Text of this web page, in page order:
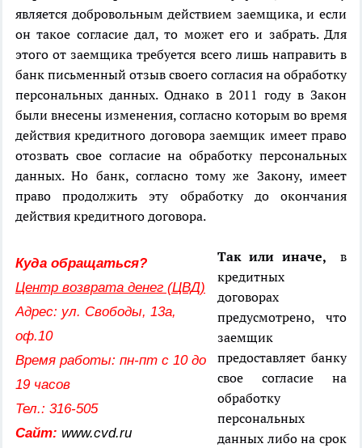
является добровольным действием заемщика, и если
он такое согласие дал, то может его и забрать. Для
этого от заемщика требуется всего лишь направить в
банк письменный отзыв своего согласия на обработку
персональных данных. Однако в 2011 году в Закон
были внесены изменения, согласно которым во время
действия кредитного договора заемщик имеет право
отозвать свое согласие на обработку персональных
данных. Но банк, согласно тому же Закону, имеет
право продолжить эту обработку до окончания
действия кредитного договора.
Куда обращаться?
Центр возврата денег (ЦВД)
Адрес: ул. Свободы, 13а,
оф.10
Время работы: пн-пт с 10 до
19 часов
Тел.: 316-505
Сайт: www.cvd.ru
Так или иначе,
в
кредитных
договорах
предусмотрено, что
заемщик
предоставляет банку
свое согласие на
обработку
персональных
данных либо на срок